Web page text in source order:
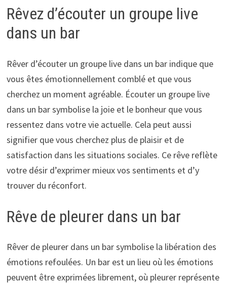
Rêvez d’écouter un groupe live
dans un bar
Rêver d’écouter un groupe live dans un bar indique que
vous êtes émotionnellement comblé et que vous
cherchez un moment agréable. Écouter un groupe live
dans un bar symbolise la joie et le bonheur que vous
ressentez dans votre vie actuelle. Cela peut aussi
signifier que vous cherchez plus de plaisir et de
satisfaction dans les situations sociales. Ce rêve reflète
votre désir d’exprimer mieux vos sentiments et d’y
trouver du réconfort.
Rêve de pleurer dans un bar
Rêver de pleurer dans un bar symbolise la libération des
émotions refoulées. Un bar est un lieu où les émotions
peuvent être exprimées librement, où pleurer représente